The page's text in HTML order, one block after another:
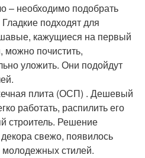
– необходимо подобрать
подходят для
кажущиеся на первый
можно почистить,
уложить. Они подойдут
плита (ОСП) . Дешевый
работать, распилить его
строитель. Решение
свежо, появилось
стилей.